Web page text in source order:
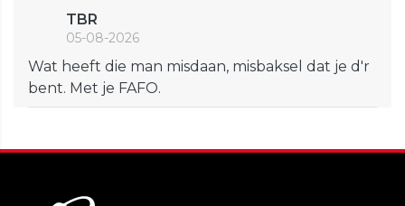
TBR
05-08-2026
Wat heeft die man misdaan, misbaksel dat je d'r
bent. Met je FAFO.